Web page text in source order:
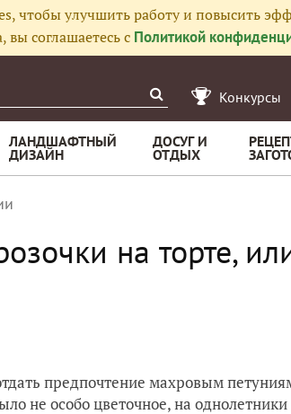
чтобы улучшить работу и повысить
соглашаетесь с Политикой
Конкурсы
ЛАНДШАФТНЫЙ
ДИЗАЙН
ДОСУГ И
ОТДЫХ
на торте,
предпочтение махровым
не особо цветочное, на